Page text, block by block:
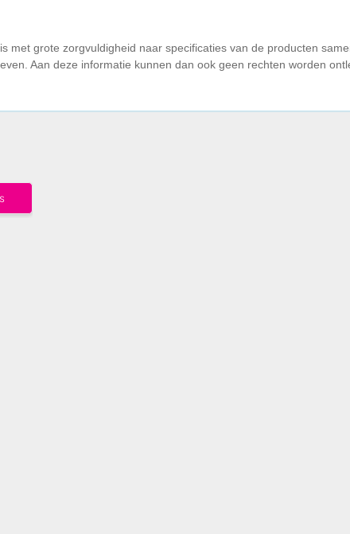
met grote zorgvuldigheid naar specificaties van de producten
Aan deze informatie kunnen dan ook geen rechten worden